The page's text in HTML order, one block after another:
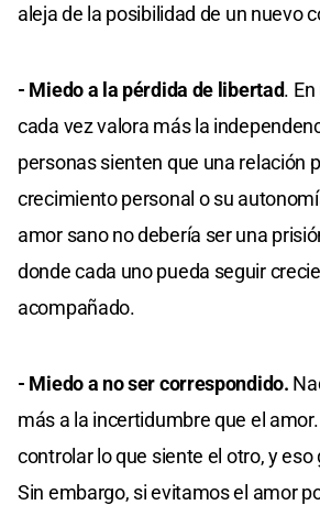
aleja de la posibilidad de un nuevo
- Miedo a la pérdida de libertad.
cada vez valora más la
personas sienten que una relación
crecimiento personal o su
amor sano no debería ser una
donde cada uno pueda seguir
acompañado.
- Miedo a no ser correspondido.
más a la incertidumbre que el
controlar lo que siente el otro, y
Sin embargo, si evitamos el amor